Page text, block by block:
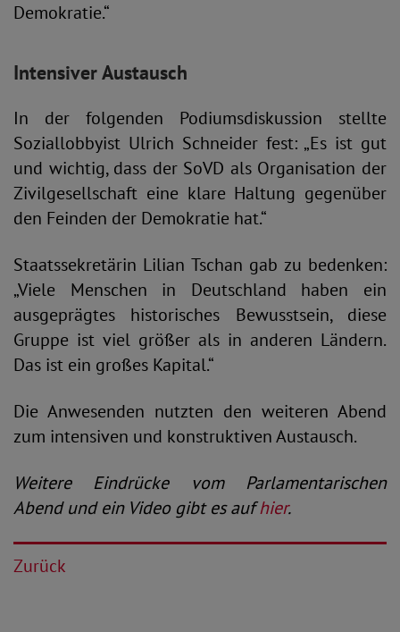
Demokratie.“
Intensiver Austausch
In der folgenden Podiumsdiskussion stellte
Soziallobbyist Ulrich Schneider fest: „Es ist gut
und wichtig, dass der SoVD als Organisation der
Zivilgesellschaft eine klare Haltung gegenüber
den Feinden der Demokratie hat.“
Staatssekretärin Lilian Tschan gab zu bedenken:
„Viele Menschen in Deutschland haben ein
ausgeprägtes historisches Bewusstsein, diese
Gruppe ist viel größer als in anderen Ländern.
Das ist ein großes Kapital.“
Die Anwesenden nutzten den weiteren Abend
zum intensiven und konstruktiven Austausch.
Weitere Eindrücke vom Parlamentarischen
Abend und ein Video gibt es aufhier.
Zurück